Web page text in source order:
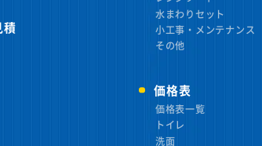
積
水まわりセット
小工事・メンテナンス
その他
価格表
価格表一覧
トイレ
洗面